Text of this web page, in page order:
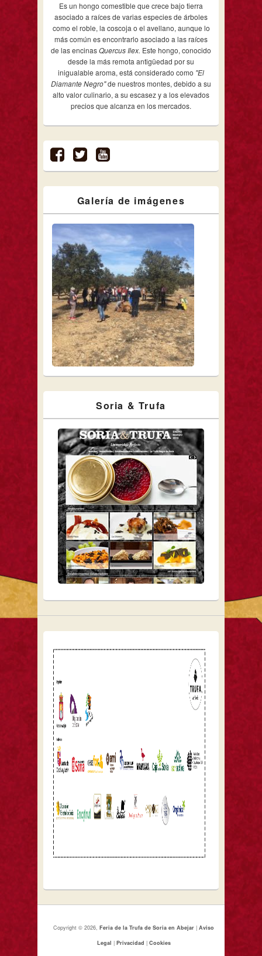
Es un hongo comestible que crece bajo tierra
asociado a raíces de varias especies de árboles
como el roble, la coscoja o el avellano, aunque lo
más común es encontrarlo asociado a las raíces
de las encinasQuercus Ilex. Este hongo, conocido
desde la más remota antigüedad por su
inigualable aroma, está considerado como "El
Diamante Negro"de nuestros montes, debido a su
alto valor culinario, a su escasez y a los elevados
precios que alcanza en los mercados.
Galería de imágenes
Soria & Trufa
Copyright © 2026,Feria de la Trufa de Soria en Abejar |Aviso
Legal | Privacidad | Cookies